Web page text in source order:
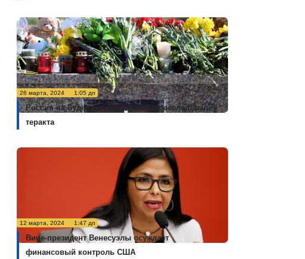
26 марта, 2024 1:05 дп
Россия не будет комментировать расследование
теракта
12 марта, 2024 1:47 дп
Вице-президент Венесуэлы осуждает
финансовый контроль США